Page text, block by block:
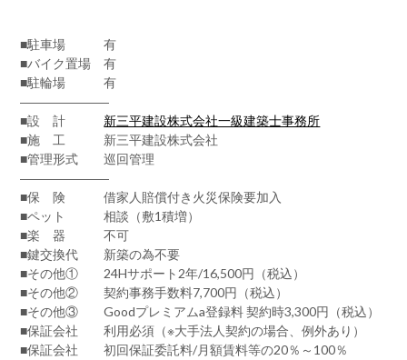
■駐車場 有
■バイク置場 有
■駐輪場 有
―――――――
■設 計 新三平建設株式会社一級建築士事務所
■施 工 新三平建設株式会社
■管理形式 巡回管理
―――――――
■保 険 借家人賠償付き火災保険要加入
■ペット 相談（敷1積増）
■楽 器 不可
■鍵交換代 新築の為不要
■その他① 24Hサポート2年/16,500円（税込）
■その他② 契約事務手数料7,700円（税込）
■その他③ Goodプレミアムa登録料 契約時3,300円（税込）
■保証会社 利用必須（※大手法人契約の場合、例外あり）
■保証会社 初回保証委託料/月額賃料等の20％～100％